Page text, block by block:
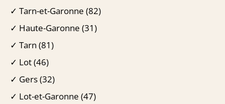
✓ Tarn-et-Garonne (82)
✓ Haute-Garonne (31)
✓ Tarn (81)
✓ Lot (46)
✓ Gers (32)
✓ Lot-et-Garonne (47)